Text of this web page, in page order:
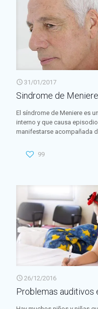
31/01/2017
Sindrome de Meniere
El síndrome de Meniere es
interno y que causa
manifestarse acompañada
99
26/12/2016
Problemas auditivos